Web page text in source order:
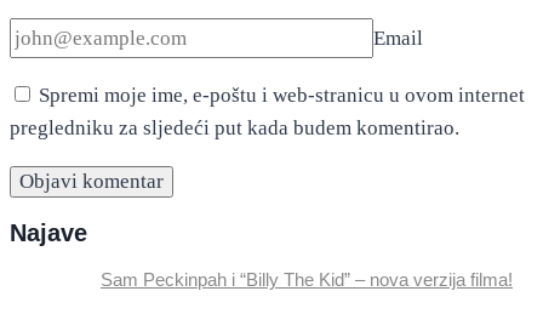
Email
Spremi moje ime, e-poštu i web-stranicu u ovom internet
pregledniku za sljedeći put kada budem komentirao.
Najave
Sam Peckinpah i “Billy The Kid” – nova verzija filma!